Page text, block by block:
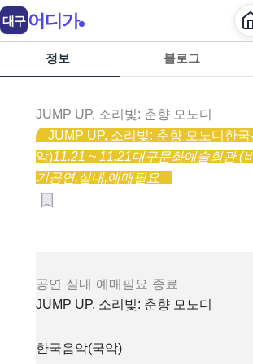
정보 블로그
JUMP UP, 소리빛: 춘향 모노디
JUMP UP, 소리빛: 춘향 모노디 한
악)11.21 ~ 11.21대구문화예술회관 (
기공연,실내,예매필요
공연 실내 예매필요 종료
JUMP UP, 소리빛: 춘향 모노디
한국음악(국악)
대구 어디가